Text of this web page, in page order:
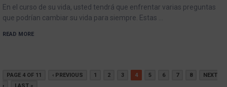
En el curso de su vida, usted tendrá que enfrentar varias preguntas
que podrían cambiar su vida para siempre. Estas …
READ MORE
PAGE 4 OF 11 ‹ PREVIOUS 1 2 3 4 5 6 7 8
NEXT